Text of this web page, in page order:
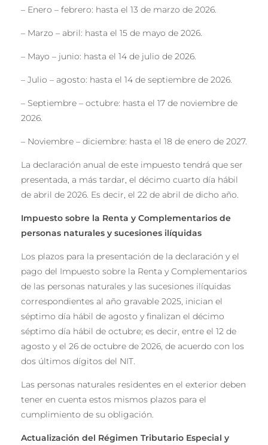
– Enero – febrero: hasta el 13 de marzo de 2026.
– Marzo – abril: hasta el 15 de mayo de 2026.
– Mayo – junio: hasta el 14 de julio de 2026.
– Julio – agosto: hasta el 14 de septiembre de 2026.
– Septiembre – octubre: hasta el 17 de noviembre de
2026.
– Noviembre – diciembre: hasta el 18 de enero de 2027.
La declaración anual de este impuesto tendrá que ser
presentada, a más tardar, el décimo cuarto día hábil
de abril de 2026. Es decir, el 22 de abril de dicho año.
Impuesto sobre la Renta y Complementarios de
personas naturales y sucesiones ilíquidas
Los plazos para la presentación de la declaración y el
pago del Impuesto sobre la Renta y Complementarios
de las personas naturales y las sucesiones ilíquidas
correspondientes al año gravable 2025, inician el
séptimo día hábil de agosto y finalizan el décimo
séptimo día hábil de octubre; es decir, entre el 12 de
agosto y el 26 de octubre de 2026, de acuerdo con los
dos últimos dígitos del NIT.
Las personas naturales residentes en el exterior deben
tener en cuenta estos mismos plazos para el
cumplimiento de su obligación.
Actualización del Régimen Tributario Especial y